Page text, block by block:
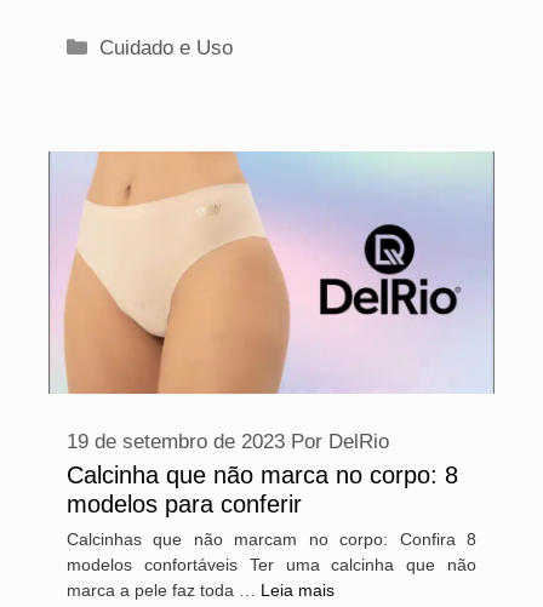
Categorias
Cuidado e Uso
Calcinha que não marca no corpo: 8
modelos para conferir
19 de setembro de 2023 Por DelRio
Calcinhas que não marcam no corpo: Confira 8
modelos confortáveis Ter uma calcinha que não
marca a pele faz toda …
Leia mais